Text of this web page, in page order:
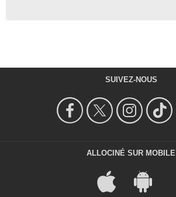
SUIVEZ-NOUS
ALLOCINÉ SUR MOBILE